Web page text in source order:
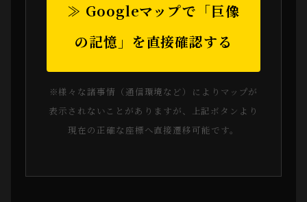
≫ Googleマップで「巨像
の記憶」を直接確認する
※様々な諸事情（通信環境など）によりマップが
表示されないことがありますが、上記ボタンより
現在の正確な座標へ直接遷移可能です。